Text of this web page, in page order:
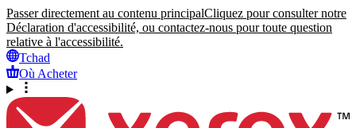
Passer directement au contenu principalCliquez pour consulter notre
Déclaration d'accessibilité, ou contactez-nous pour toute question
relative à l'accessibilité.
Tchad
Où Acheter